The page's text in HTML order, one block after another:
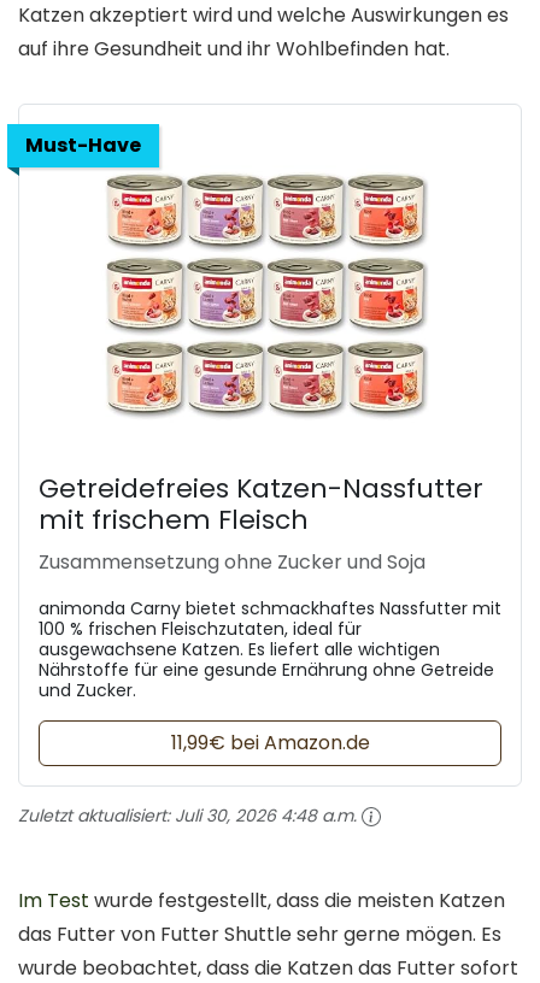
Katzen akzeptiert wird und welche Auswirkungen es
auf ihre Gesundheit und ihr Wohlbefinden hat.
Must-Have
Getreidefreies Katzen-Nassfutter
mit frischem Fleisch
Zusammensetzung ohne Zucker und Soja
animonda Carny bietet schmackhaftes Nassfutter mit
100 % frischen Fleischzutaten, ideal für
ausgewachsene Katzen. Es liefert alle wichtigen
Nährstoffe für eine gesunde Ernährung ohne Getreide
und Zucker.
11,99€ bei Amazon.de
Zuletzt aktualisiert: Juli 30, 2026 4:48 a.m.
Im Test wurde festgestellt, dass die meisten Katzen
das Futter von Futter Shuttle sehr gerne mögen. Es
wurde beobachtet, dass die Katzen das Futter sofort